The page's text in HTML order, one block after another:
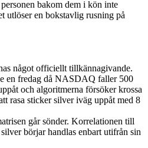
bakom dem i kön inte
utlöser en bokstavlig rusning på
något officiellt tillkännagivande.
en fredag då NASDAQ faller 500
och algoritmerna försöker krossa
rasa sticker silver iväg uppåt med 8
går sönder. Korrelationen till
börjar handlas enbart utifrån sin